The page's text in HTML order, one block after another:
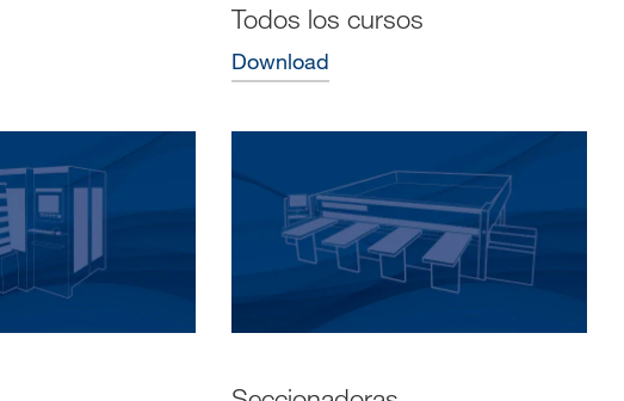
Todos los cursos
Download